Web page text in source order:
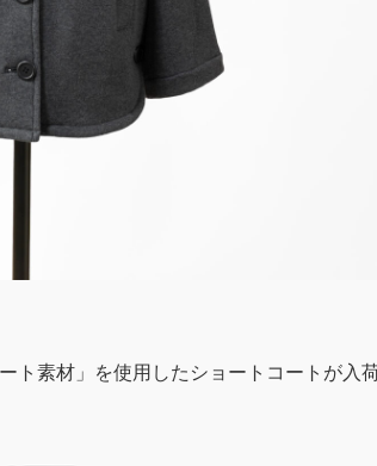
ト素材」を使用したショートコートが入